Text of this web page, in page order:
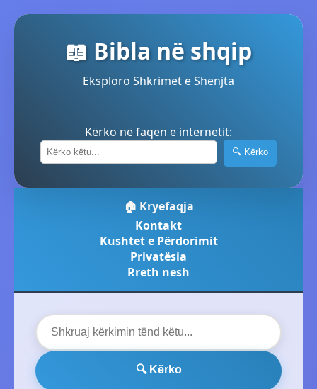
📖 Bibla në shqip
Eksploro Shkrimet e Shenjta
Kërko në faqen e internetit:
🔍 Kërko
🏠 Kryefaqja
Kontakt
Kushtet e Përdorimit
Privatësia
Rreth nesh
🔍 Kërko